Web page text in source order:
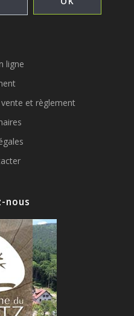
ligne
et règlement
nous